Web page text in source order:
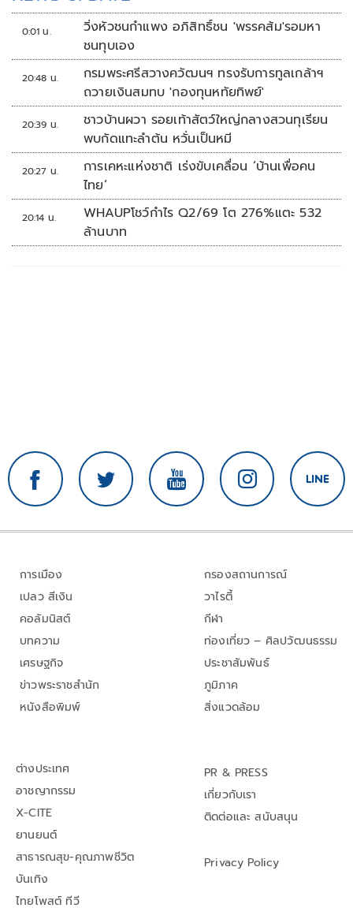
0:01 น.
วิ่งหัวชนกำแพง อภิสิทธิ์ชน 'พรรคส้ม'รอมหา
ชนทุบเอง
20:48 น.
กรมพระศรีสวางควัฒนฯ ทรงรับการทูลเกล้าฯ
ถวายเงินสมทบ 'กองทุนหทัยทิพย์'
20:39 น.
ชาวบ้านผวา รอยเท้าสัตว์ใหญ่กลางสวนทุเรียน
พบกัดแทะลำต้น หวั่นเป็นหมี
20:27 น.
การเคหะแห่งชาติ เร่งขับเคลื่อน ‘บ้านเพื่อคน
ไทย’
20:14 น.
WHAUPโชว์กำไร Q2/69 โต 276%แตะ 532
ล้านบาท
การเมือง
เปลว สีเงิน
คอลัมนิสต์
บทความ
เศรษฐกิจ
ข่าวพระราชสำนัก
หนังสือพิมพ์
กรองสถานการณ์
วาไรตี้
กีฬา
ท่องเที่ยว – ศิลปวัฒนธรรม
ประชาสัมพันธ์
ภูมิภาค
สิ่งแวดล้อม
ต่างประเทศ
อาชญากรรม
X-CITE
ยานยนต์
สาธารณสุข-คุณภาพชีวิต
บันเทิง
ไทยโพสต์ ทีวี
PR & PRESS
เกี่ยวกับเรา
ติดต่อและ สนับสนุน
Privacy Policy